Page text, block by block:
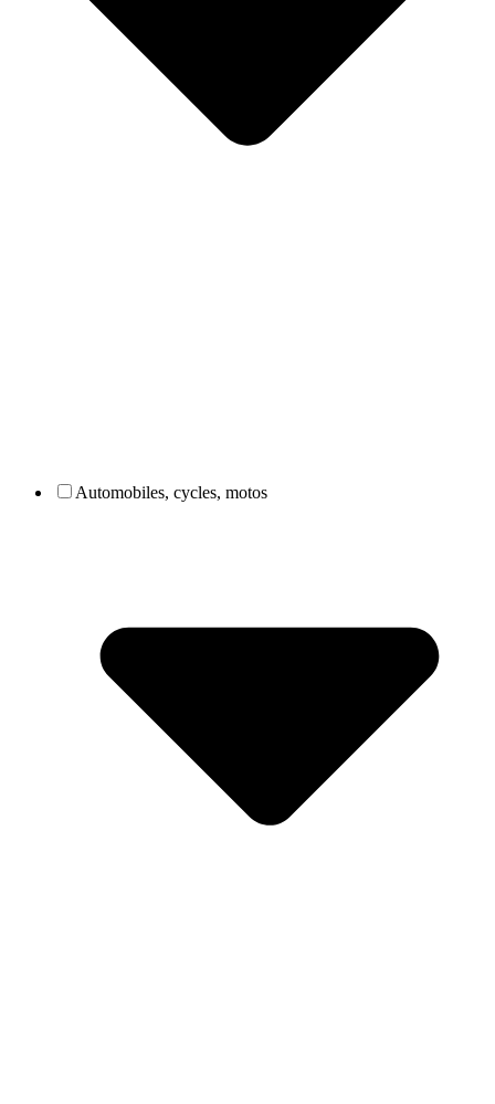
Automobiles, cycles, motos